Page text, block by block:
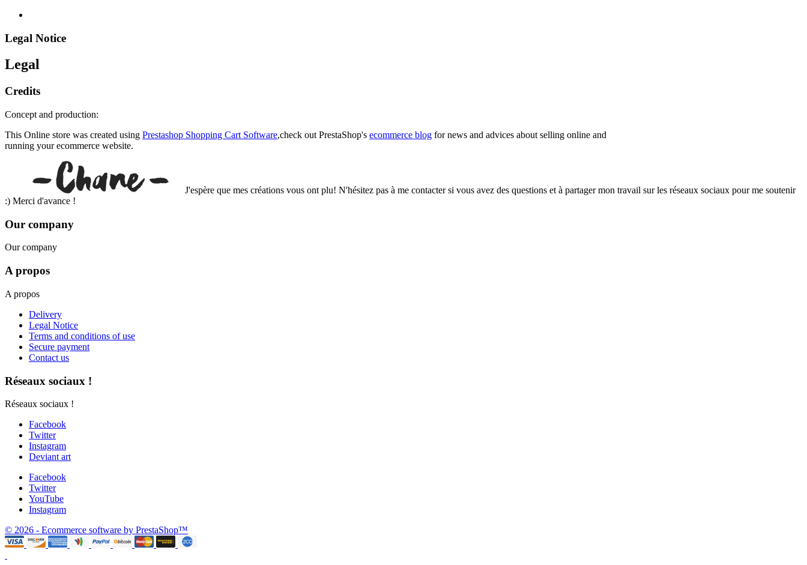
Legal Notice
Legal
Credits
Concept and production:
This Online store was created using Prestashop Shopping Cart Software,check out PrestaShop's ecommerce blog for news and advices about selling online and
running your ecommerce website.
J'espère que mes créations vous ont plu! N'hésitez pas à me contacter si vous avez des questions et à partager mon travail sur les réseaux sociaux pour me soutenir
:) Merci d'avance !
Our company
Our company
A propos
A propos
Delivery
Legal Notice
Terms and conditions of use
Secure payment
Contact us
Réseaux sociaux !
Réseaux sociaux !
Facebook
Twitter
Instagram
Deviant art
Facebook
Twitter
YouTube
Instagram
© 2026 - Ecommerce software by PrestaShop™